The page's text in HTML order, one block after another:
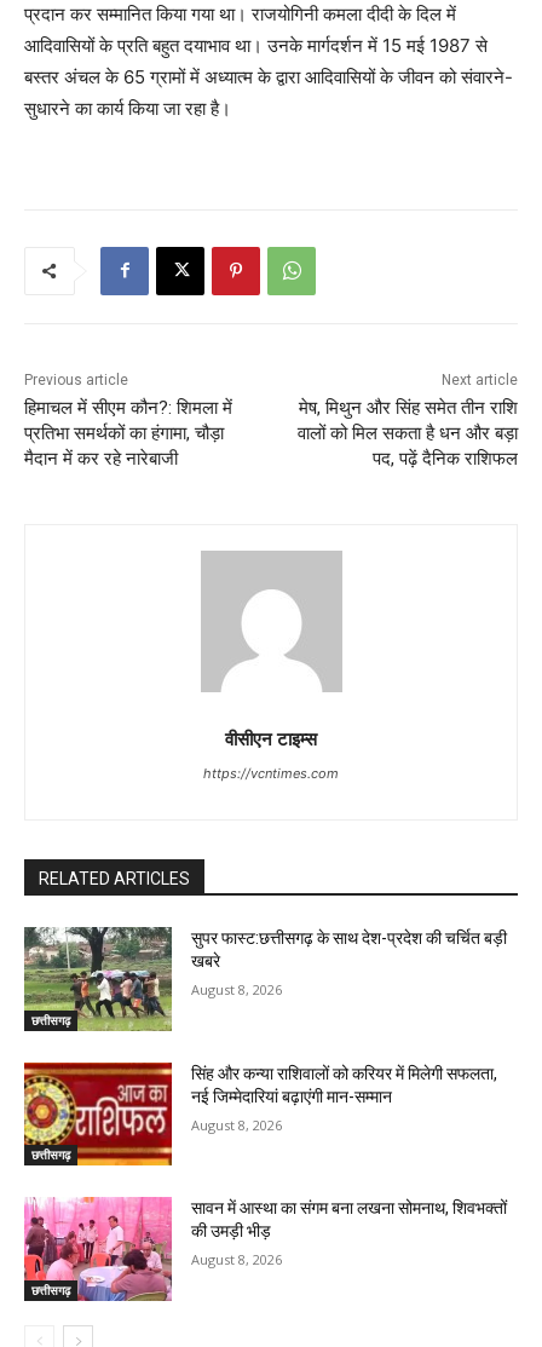
प्रदान कर सम्मानित किया गया था। राजयोगिनी कमला दीदी के दिल में
आदिवासियों के प्रति बहुत दयाभाव था। उनके मार्गदर्शन में 15 मई 1987 से
बस्तर अंचल के 65 ग्रामों में अध्यात्म के द्वारा आदिवासियों के जीवन को संवारने-
सुधारने का कार्य किया जा रहा है।
Previous article
हिमाचल में सीएम कौन?: शिमला में
प्रतिभा समर्थकों का हंगामा, चौड़ा
मैदान में कर रहे नारेबाजी
Next article
मेष, मिथुन और सिंह समेत तीन राशि
वालों को मिल सकता है धन और बड़ा
पद, पढ़ें दैनिक राशिफल
वीसीएन टाइम्स
https://vcntimes.com
RELATED ARTICLES
छत्तीसगढ़
सुपर फास्ट:छत्तीसगढ़ के साथ देश-प्रदेश की चर्चित बड़ी
खबरे
August 8, 2026
छत्तीसगढ़
सिंह और कन्या राशिवालों को करियर में मिलेगी सफलता,
नई जिम्मेदारियां बढ़ाएंगी मान-सम्मान
August 8, 2026
छत्तीसगढ़
सावन में आस्था का संगम बना लखना सोमनाथ, शिवभक्तों
की उमड़ी भीड़
August 8, 2026